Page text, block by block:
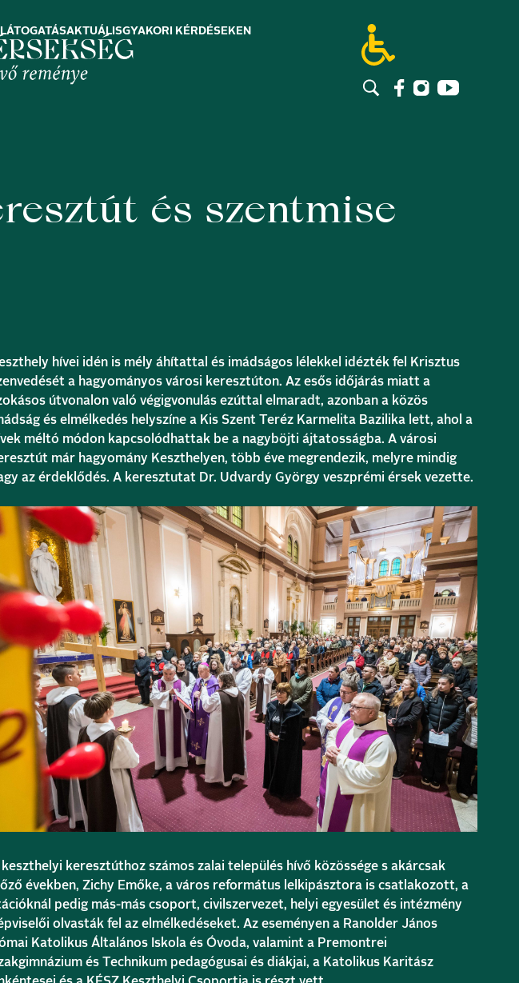
LÁTOGATÁSAKTUÁLISGYAKORI KÉRDÉSEK EN
és szentmise
hívei idén is mély áhítattal és imádságos lélekkel idézték fel Krisztus
a hagyományos városi keresztúton. Az esős időjárás miatt a
útvonalon való végigvonulás ezúttal elmaradt, azonban a közös
és elmélkedés helyszíne a Kis Szent Teréz Karmelita Bazilika lett, ahol a
méltó módon kapcsolódhattak be a nagyböjti ájtatosságba. A városi
már hagyomány Keszthelyen, több éve megrendezik, melyre mindig
az érdeklődés. A keresztutat Dr. Udvardy György veszprémi érsek vezette.
keszthelyi keresztúthoz számos zalai település hívő közössége s akárcsak
években, Zichy Emőke, a város református lelkipásztora is csatlakozott, a
pedig más-más csoport, civilszervezet, helyi egyesület és intézmény
olvasták fel az elmélkedéseket. Az eseményen a Ranolder János
Katolikus Általános Iskola és Óvoda, valamint a Premontrei
és Technikum pedagógusai és diákjai, a Katolikus Karitász